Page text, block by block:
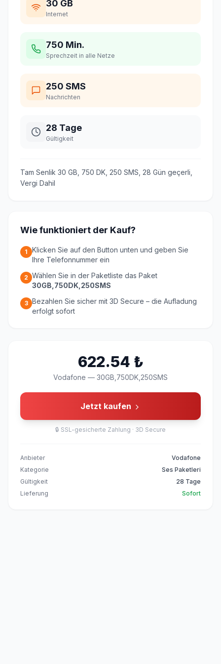
30 GB
Internet
750 Min.
Sprechzeit in alle Netze
250 SMS
Nachrichten
28 Tage
Gültigkeit
Tam Senlik 30 GB, 750 DK, 250 SMS, 28 Gün geçerli,
Vergi Dahil
Wie funktioniert der Kauf?
1
Klicken Sie auf den Button unten und geben Sie
Ihre Telefonnummer ein
2 Wählen Sie in der Paketliste das Paket
30GB,750DK,250SMS
3 Bezahlen Sie sicher mit 3D Secure – die Aufladung
erfolgt sofort
622.54 ₺
Vodafone — 30GB,750DK,250SMS
Jetzt kaufen
🔒 SSL-gesicherte Zahlung · 3D Secure
Anbieter
Vodafone
Kategorie
Ses Paketleri
Gültigkeit
28 Tage
Lieferung
Sofort